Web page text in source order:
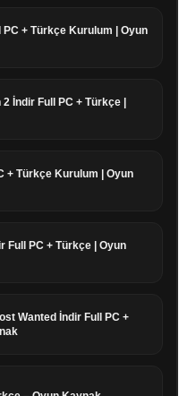
PC + Türkçe Kurulum | Oyun
İndir Full PC + Türkçe |
+ Türkçe Kurulum | Oyun
Full PC + Türkçe | Oyun
Wanted İndir Full PC +